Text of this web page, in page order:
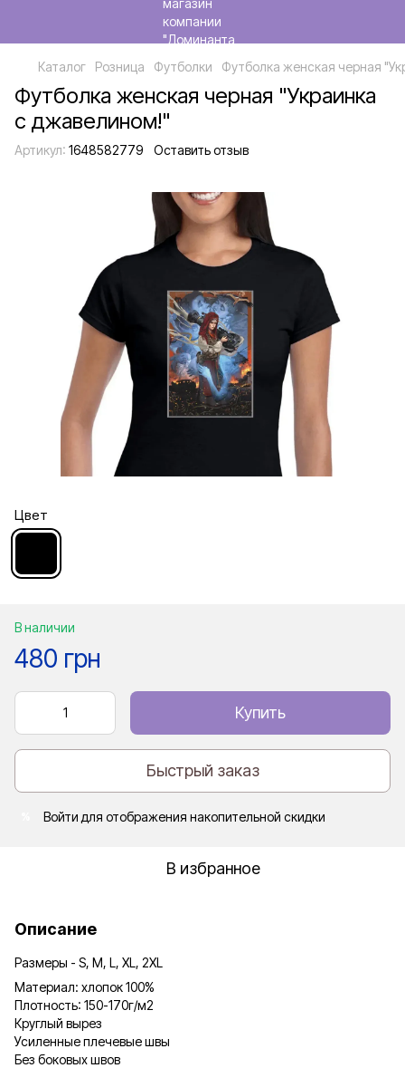
Каталог Розница Футболки Футболка женская черная
Футболка женская черная "Украинка
с джавелином!"
Артикул: 1648582779 Оставить отзыв
Цвет
В наличии
480 грн
Купить
Быстрый заказ
Войти для отображения накопительной скидки
В избранное
Описание
Размеры - S, M, L, XL, 2XL
Материал: хлопок 100%
Плотность: 150-170г/м2
Круглый вырез
Усиленные плечевые швы
Без боковых швов